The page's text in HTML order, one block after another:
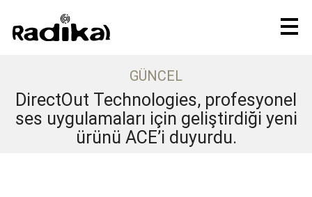
GÜNCEL
DirectOut Technologies, profesyonel
ses uygulamaları için geliştirdiği yeni
ürünü ACE’i duyurdu.